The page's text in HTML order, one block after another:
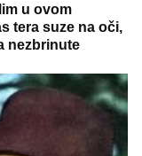
u ovom
tera suze na oči,
nezbrinute